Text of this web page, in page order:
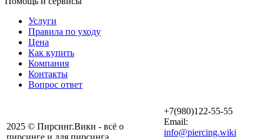
Услуги
Правила по уходу
Цена
Как купить
Компания
Контакты
Вопрос ответ
2025 © Пирсинг.Вики - всё о
пирсинге и для пирсинга
+7(980)122-55-55
Email:
info@piercing.wiki